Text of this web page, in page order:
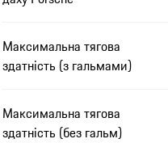
Максимальна тягова
здатність (з гальмами)
Максимальна тягова
здатність (без гальм)